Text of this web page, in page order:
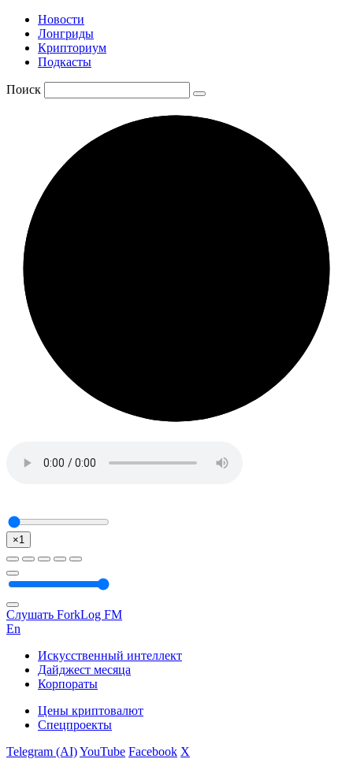
Новости
Лонгриды
Крипториум
Подкасты
Поиск
×1
Слушать ForkLog FM
En
Искусственный интеллект
Дайджест месяца
Корпораты
Цены криптовалют
Спецпроекты
Telegram (AI)YouTube Facebook X